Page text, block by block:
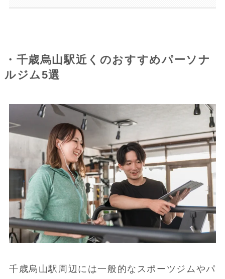
・千歳烏山駅近くのおすすめパーソナ
ルジム5選
千歳烏山駅周辺には一般的なスポーツジムやパ